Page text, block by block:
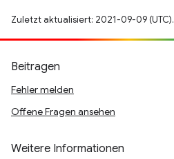
Zuletzt aktualisiert: 2021-09-09 (UTC).
Beitragen
Fehler melden
Offene Fragen ansehen
Weitere Informationen